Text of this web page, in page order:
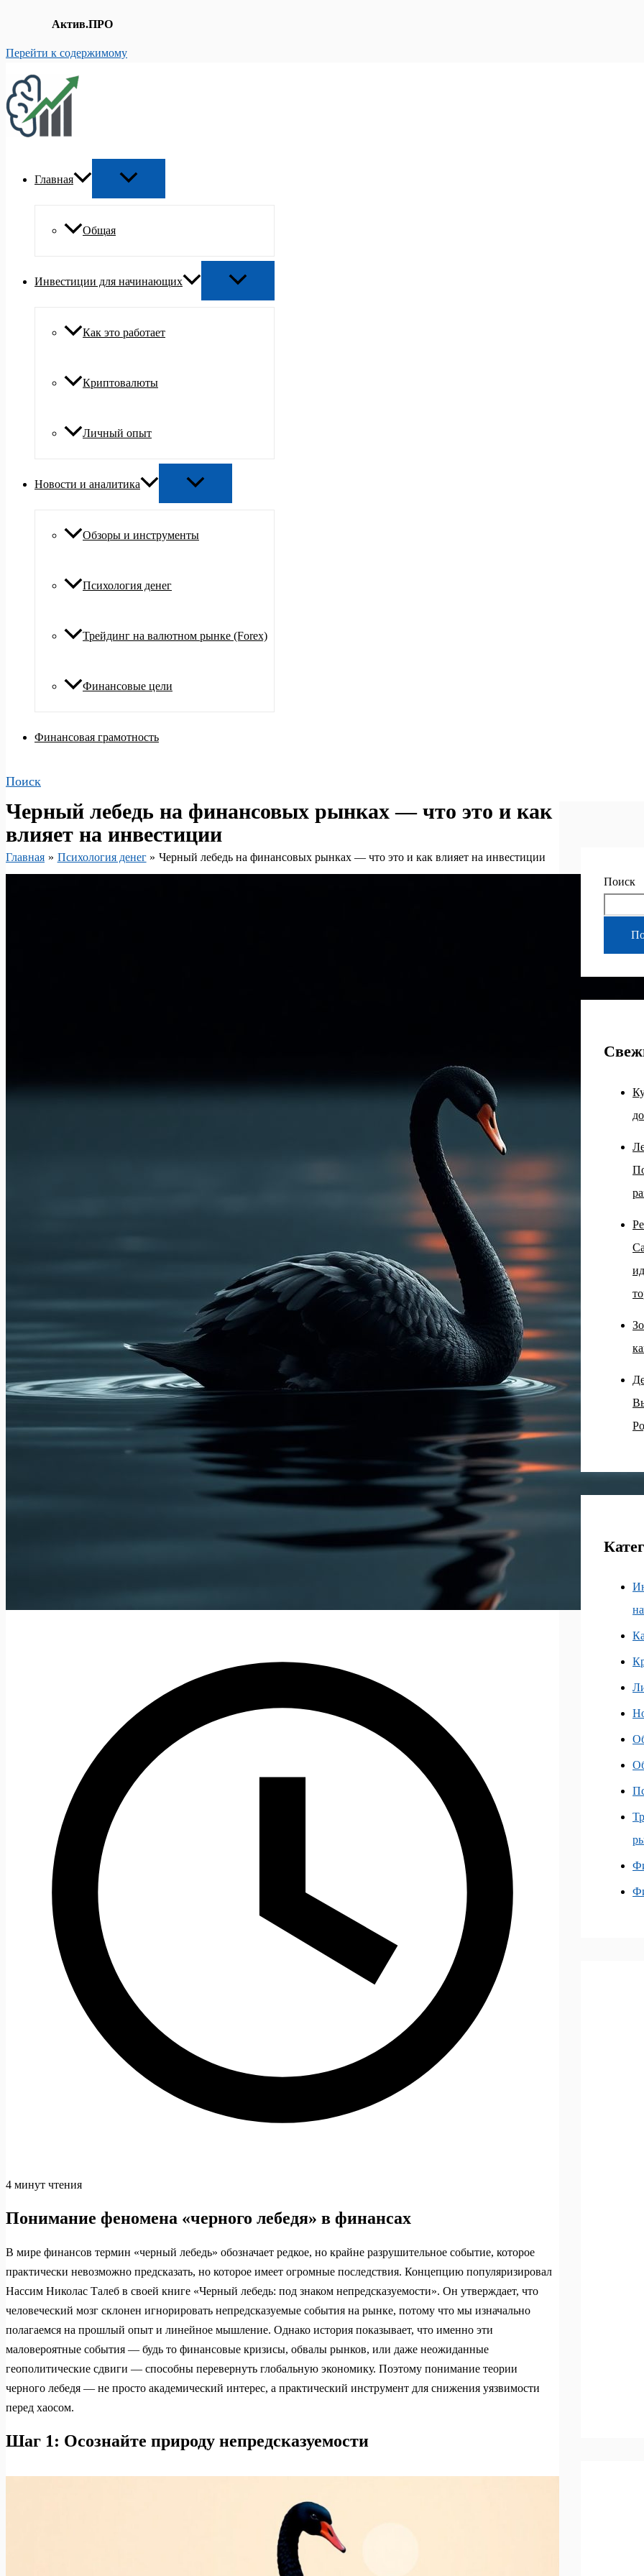
Актив.ПРО
Перейти к содержимому
Главная
Общая
Инвестиции для начинающих
Как это работает
Криптовалюты
Личный опыт
Новости и аналитика
Обзоры и инструменты
Психология денег
Трейдинг на валютном рынке (Forex)
Финансовые цели
Финансовая грамотность
Поиск
Черный лебедь на финансовых рынках — что это и как
влияет на инвестиции
Главная Психология денег Черный лебедь на финансовых рынках — что это и как влияет на инвестиции
4 минут чтения
Понимание феномена «черного лебедя» в финансах
В мире финансов термин «черный лебедь» обозначает редкое, но крайне разрушительное событие, которое
практически невозможно предсказать, но которое имеет огромные последствия. Концепцию популяризировал
Нассим Николас Талеб в своей книге «Черный лебедь: под знаком непредсказуемости». Он утверждает, что
человеческий мозг склонен игнорировать непредсказуемые события на рынке, потому что мы изначально
полагаемся на прошлый опыт и линейное мышление. Однако история показывает, что именно эти
маловероятные события — будь то финансовые кризисы, обвалы рынков, или даже неожиданные
геополитические сдвиги — способны перевернуть глобальную экономику. Поэтому понимание теории
черного лебедя — не просто академический интерес, а практический инструмент для снижения уязвимости
перед хаосом.
Шаг 1: Осознайте природу непредсказуемости
Поиск